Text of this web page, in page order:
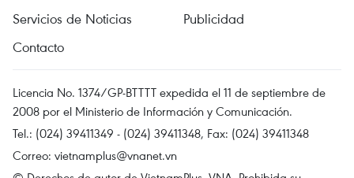
Servicios de Noticias
Publicidad
Contacto
Licencia No. 1374/GP-BTTTT expedida el 11 de septiembre de
2008 por el Ministerio de Información y Comunicación.
Tel.: (024) 39411349 - (024) 39411348, Fax: (024) 39411348
Correo: vietnamplus@vnanet.vn